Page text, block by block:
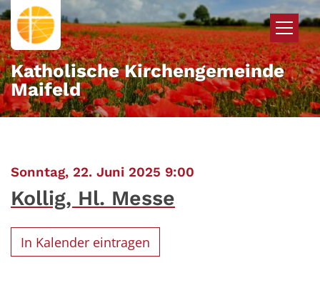
Zum Inhalt springen
Katholische Kirchengemeinde
Maifeld
Sonntag, 22. Juni 2025 9:00
Kollig, Hl. Messe
In Kalender eintragen